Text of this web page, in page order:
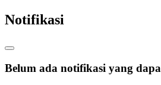
Notifikasi
Belum ada notifikasi yang